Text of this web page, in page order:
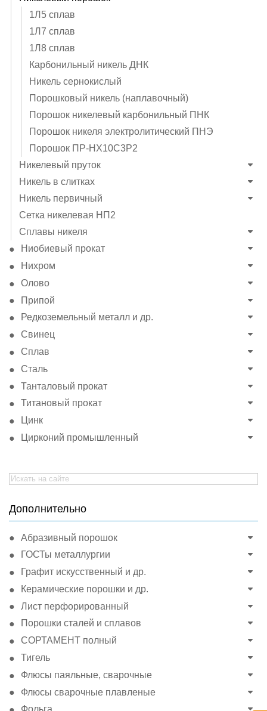
1Л5 сплав
1Л7 сплав
1Л8 сплав
Карбонильный никель ДНК
Никель сернокислый
Порошковый никель (наплавочный)
Порошок никелевый карбонильный ПНК
Порошок никеля электролитический ПНЭ
Порошок ПР-НХ10С3Р2
Никелевый пруток
Никель в слитках
Никель первичный
Сетка никелевая НП2
Сплавы никеля
Ниобиевый прокат
Нихром
Олово
Припой
Редкоземельный металл и др.
Свинец
Сплав
Сталь
Танталовый прокат
Титановый прокат
Цинк
Цирконий промышленный
Search
for:
Дополнительно
Абразивный порошок
ГОСТы металлургии
Графит искусственный и др.
Керамические порошки и др.
Лист перфорированный
Порошки сталей и сплавов
СОРТАМЕНТ полный
Тигель
Флюсы паяльные, сварочные
Флюсы сварочные плавленые